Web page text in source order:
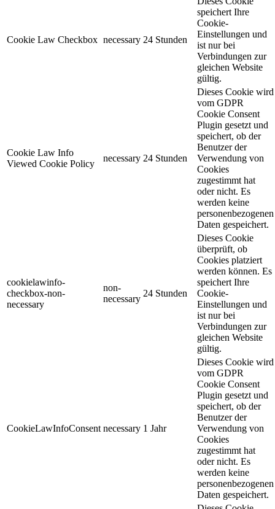
Cookie Law Checkbox necessary 24 Stunden
speichert Ihre
Cookie-
Einstellungen und
ist nur bei
Verbindungen zur
gleichen Website
gültig.
Cookie Law Info
Viewed Cookie Policy
necessary 24 Stunden
Dieses Cookie wird
vom GDPR
Cookie Consent
Plugin gesetzt und
speichert, ob der
Benutzer der
Verwendung von
Cookies
zugestimmt hat
oder nicht. Es
werden keine
personenbezogenen
Daten gespeichert.
cookielawinfo-
checkbox-non-
necessary
non-
necessary
24 Stunden
Dieses Cookie
überprüft, ob
Cookies platziert
werden können. Es
speichert Ihre
Cookie-
Einstellungen und
ist nur bei
Verbindungen zur
gleichen Website
gültig.
CookieLawInfoConsent necessary 1 Jahr
Dieses Cookie wird
vom GDPR
Cookie Consent
Plugin gesetzt und
speichert, ob der
Benutzer der
Verwendung von
Cookies
zugestimmt hat
oder nicht. Es
werden keine
personenbezogenen
Daten gespeichert.